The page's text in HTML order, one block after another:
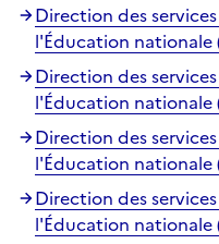
Direction des
l'Éducation nationale
Direction des
l'Éducation nationale
Direction des
l'Éducation nationale
Direction des
l'Éducation nationale